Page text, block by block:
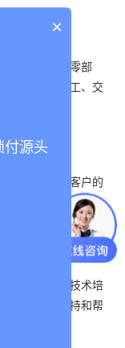
、光伏、汽车零部
居、能源化工、交
，能够根据客户的
持。
货产品都经过严格
安装调试、技术培
到及时的支持和帮
×
付源头